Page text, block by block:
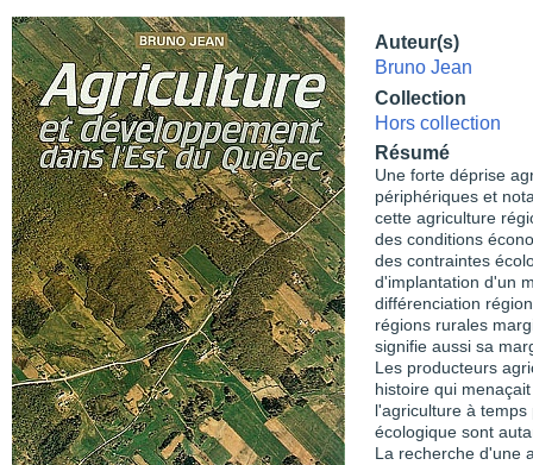
Auteur(s)
Bruno Jean
Collection
Hors collection
Résumé
Une forte déprise
périphériques et
cette agriculture
des conditions
des contraintes
d'implantation d'un
différenciation
régions rurales
signifie aussi sa
Les producteurs
histoire qui
l'agriculture à
écologique sont
La recherche d'une